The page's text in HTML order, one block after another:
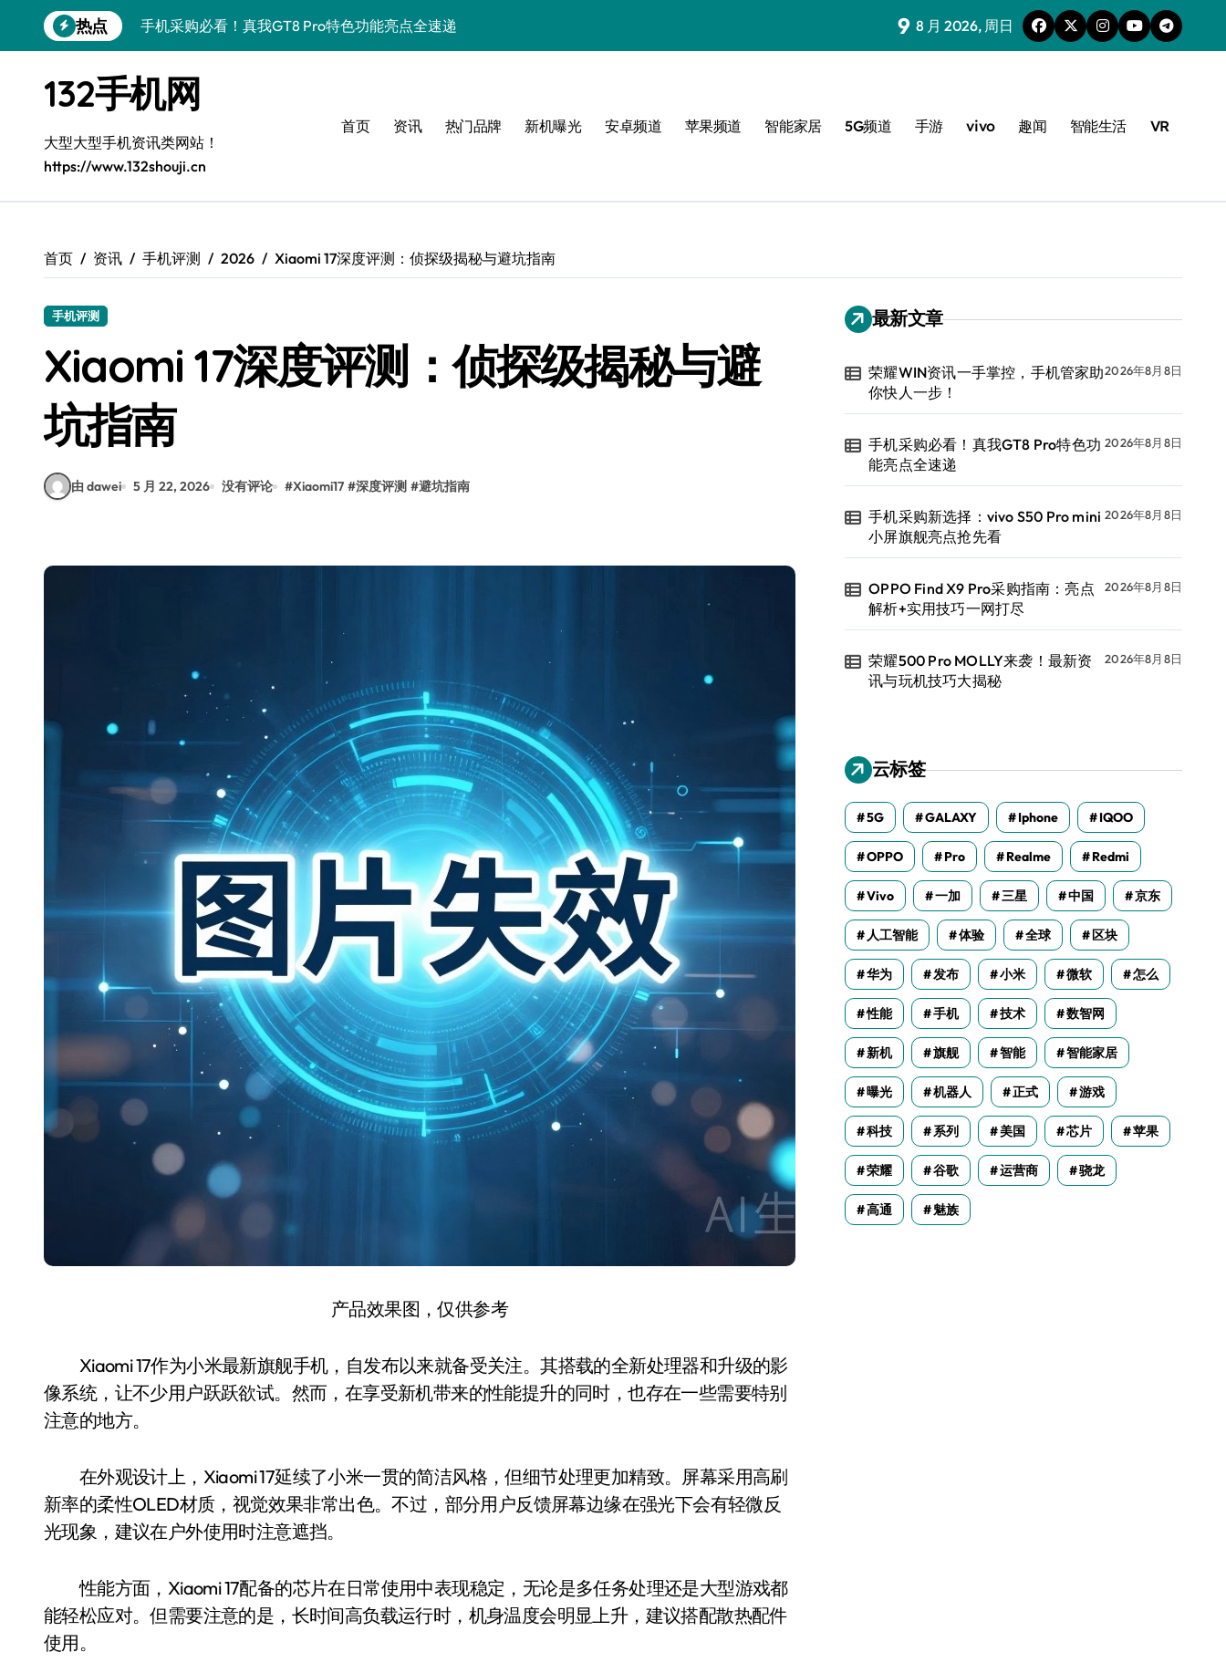
到
热点
手机采购新选择：vivo S50 Pro mini小屏旗舰亮点抢先看
荣耀500 Pro MOLLY来袭！最新资讯与玩机技巧大揭秘
手机采购必看！REDMI K90亮点配置全解析，一文览尽！
荣耀ROBOT PHONE采购首选，畅享智能生活一手资讯！
华为nova 15 Ultra新功能解锁，手机采购正享超值优惠！
iPhone 17e采购指南：性能配置大升级，速览最新资讯！
9 8 月 2026, 周日
132手机网
大型大型手机资讯类网站！
https://www.132shouji.cn
首页 资讯 热门品牌 新机曝光 安卓频道 苹果频道 智能家居 5G频道 手游 vivo 趣闻 智能生活 VR
首页 资讯 手机评测 2026 Xiaomi 17深度评测：侦探级揭秘与避坑指南
手机评测
Xiaomi 17深度评测：侦探级揭秘与避
坑指南
由 dawei 5 月 22, 2026 没有评论 #Xiaomi17 #深度评测 #避坑指南
产品效果图，仅供参考
Xiaomi 17作为小米最新旗舰手机，自发布以来就备受关注。其搭载的全新处理器和升级的影
像系统，让不少用户跃跃欲试。然而，在享受新机带来的性能提升的同时，也存在一些需要特别
注意的地方。
在外观设计上，Xiaomi 17延续了小米一贯的简洁风格，但细节处理更加精致。屏幕采用高刷
新率的柔性OLED材质，视觉效果非常出色。不过，部分用户反馈屏幕边缘在强光下会有轻微反
光现象，建议在户外使用时注意遮挡。
性能方面，Xiaomi 17配备的芯片在日常使用中表现稳定，无论是多任务处理还是大型游戏都
能轻松应对。但需要注意的是，长时间高负载运行时，机身温度会明显上升，建议搭配散热配件
使用。
最新文章
荣耀WIN资讯一手掌控，手机管家助
你快人一步！
2026年8月8日
手机采购必看！真我GT8 Pro特色功
能亮点全速递
2026年8月8日
手机采购新选择：vivo S50 Pro mini
小屏旗舰亮点抢先看
2026年8月8日
OPPO Find X9 Pro采购指南：亮点
解析+实用技巧一网打尽
2026年8月8日
荣耀500 Pro MOLLY来袭！最新资
讯与玩机技巧大揭秘
2026年8月8日
云标签
5G GALAXY Iphone IQOO
OPPO Pro Realme Redmi
Vivo 一加 三星 中国 京东
人工智能 体验 全球 区块
华为 发布 小米 微软 怎么
性能 手机 技术 数智网
新机 旗舰 智能 智能家居
曝光 机器人 正式 游戏
科技 系列 美国 芯片 苹果
荣耀 谷歌 运营商 骁龙
高通 魅族